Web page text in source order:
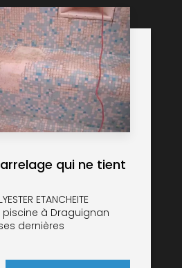
qui ne tient
ETANCHEITE
piscine à Draguignan
dernières